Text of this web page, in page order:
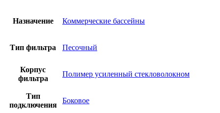
Назначение Коммерческие бассейны
Тип фильтра Песочный
Корпус
фильтра
Полимер усиленный стекловолокном
Тип
подключения
Боковое